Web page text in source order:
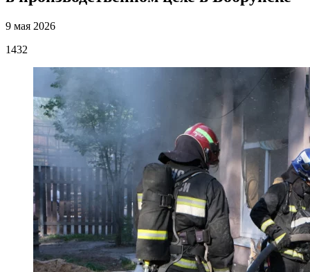
9 мая 2026
1432